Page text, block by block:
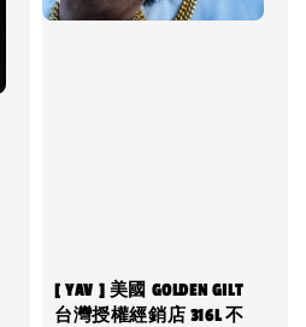
[ YAV ] 美國 GOLDEN GILT
台灣授權經銷店 316L 不